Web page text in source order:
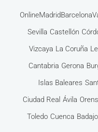
OnlineMadridBarcelona
Sevilla Castellón
Vizcaya La Coruña
Cantabria Gerona
Islas Baleares
Ciudad Real Ávila
Toledo Cuenca